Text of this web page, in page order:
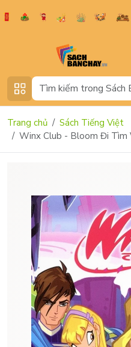
Trang chủ
Sách Tiếng Việt
Winx Club - Bloom Đi Tìm